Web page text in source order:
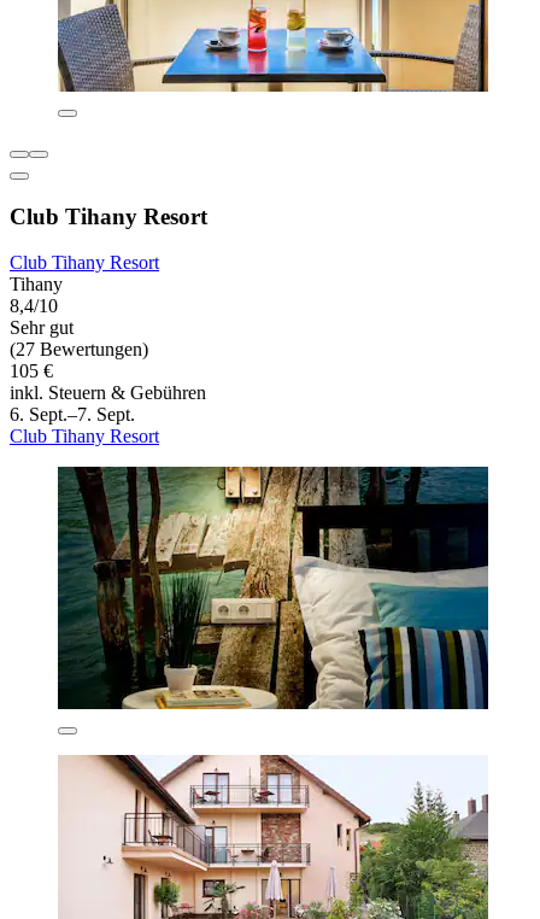
Club Tihany Resort
Club Tihany Resort
Tihany
8,4/10
Sehr gut
(27 Bewertungen)
105 €
inkl. Steuern & Gebühren
6. Sept.–7. Sept.
Club Tihany Resort